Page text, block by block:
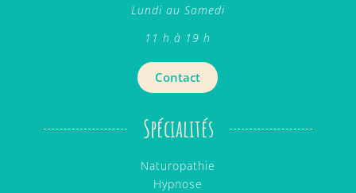
Lundi au Samedi
11 h à 19 h
Contact
Spécialités
Naturopathie
Hypnose